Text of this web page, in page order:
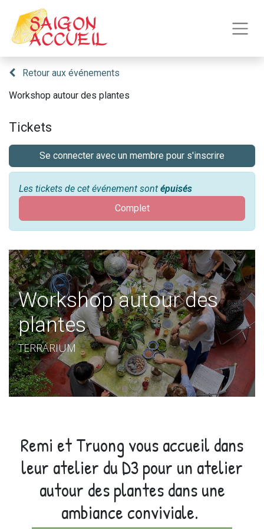
Retour aux événements
Workshop autour des plantes
Tickets
Se connecter avec un membre pour s'inscrire
Les tickets de cet événement sont épuisés
Complet
Workshop autour des
plantes
TERRARIUM
Remi et Truong vous accueil dans
leur atelier du D3 pour un atelier
autour des plantes dans une
ambiance conviviale.